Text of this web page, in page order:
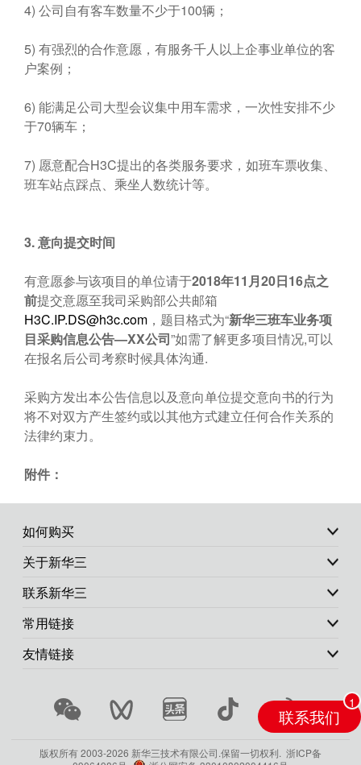
4) 公司自有客车数量不少于100辆；
5) 有强烈的合作意愿，有服务千人以上企事业单位的客
户案例；
6) 能满足公司大型会议集中用车需求，一次性安排不少
于70辆车；
7) 愿意配合H3C提出的各类服务要求，如班车票收集、
班车站点踩点、乘坐人数统计等。
3.意向提交时间
有意愿参与该项目的单位请于2018年11月20日16点之
前提交意愿至我司采购部公共邮箱
H3C.IP.DS@h3c.com ，题目格式为“新华三班车业务项
目采购信息公告—XX公司”如需了解更多项目情况,可以
在报名后公司考察时候具体沟通.
采购方发出本公告信息以及意向单位提交意向书的行为
将不对双方产生签约或以其他方式建立任何合作关系的
法律约束力。
附件：
如何购买
关于新华三
联系新华三
常用链接
友情链接
版权所有 2003-2026 新华三技术有限公司.保留一切权利. 浙ICP备
联系我们